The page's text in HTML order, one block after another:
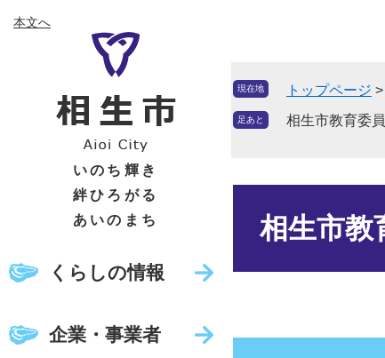
ー
ニ
本文へ
いのち輝き
絆ひろがる
あいのまち
くらしの情報
企業・事業者
現在地 トップページ >
足あと 相生市教育委
相生市